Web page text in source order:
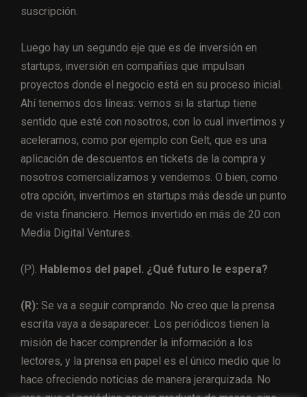
suscripción.
Luego hay un segundo eje que es de inversión en
startups, inversión en compañías que impulsan
proyectos donde el negocio está en su proceso inicial.
Ahí tenemos dos líneas: vemos si la startup tiene
sentido que esté con nosotros, con lo cual invertimos y
aceleramos, como por ejemplo con Gelt, que es una
aplicación de descuentos en tickets de la compra y
nosotros comercializamos y vendemos. O bien, como
otra opción, invertimos en startups más desde un punto
de vista financiero. Hemos invertido en más de 20 con
Media Digital Ventures.
(P). Hablemos del papel. ¿Qué futuro le espera?
(R): Se va a seguir comprando. No creo que la prensa
escrita vaya a desaparecer. Los periódicos tienen la
misión de hacer comprender la información a los
lectores, y la prensa en papel es el único medio que lo
hace ofreciendo noticias de manera jerarquizada. No